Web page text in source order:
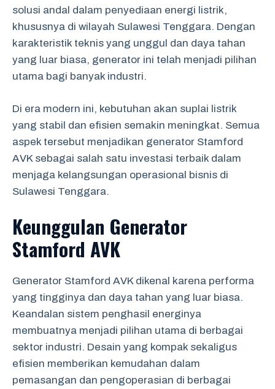
solusi andal dalam penyediaan energi listrik,
khususnya di wilayah Sulawesi Tenggara. Dengan
karakteristik teknis yang unggul dan daya tahan
yang luar biasa, generator ini telah menjadi pilihan
utama bagi banyak industri.
Di era modern ini, kebutuhan akan suplai listrik
yang stabil dan efisien semakin meningkat. Semua
aspek tersebut menjadikan generator Stamford
AVK sebagai salah satu investasi terbaik dalam
menjaga kelangsungan operasional bisnis di
Sulawesi Tenggara.
Keunggulan Generator
Stamford AVK
Generator Stamford AVK dikenal karena performa
yang tingginya dan daya tahan yang luar biasa.
Keandalan sistem penghasil energinya
membuatnya menjadi pilihan utama di berbagai
sektor industri. Desain yang kompak sekaligus
efisien memberikan kemudahan dalam
pemasangan dan pengoperasian di berbagai